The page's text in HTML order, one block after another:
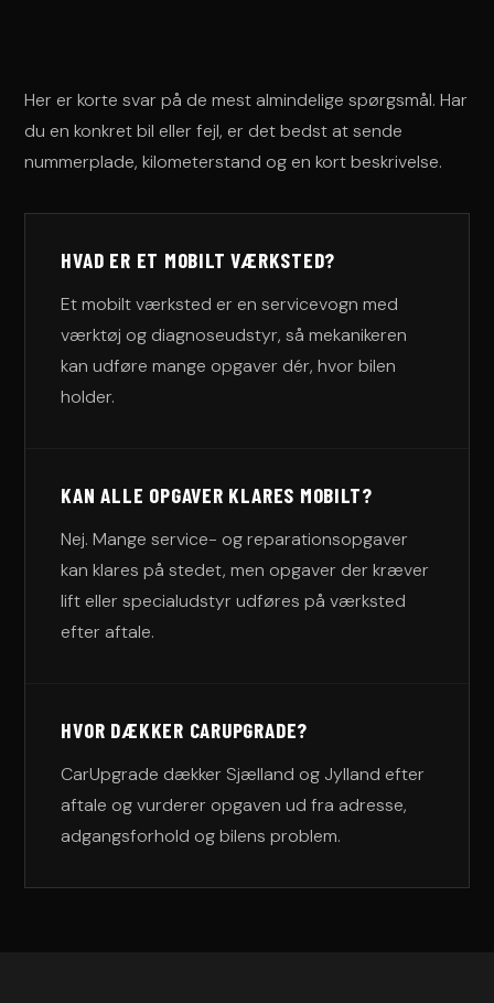
Her er korte svar på de mest almindelige spørgsmål. Har
du en konkret bil eller fejl, er det bedst at sende
nummerplade, kilometerstand og en kort beskrivelse.
HVAD ER ET MOBILT VÆRKSTED?
Et mobilt værksted er en servicevogn med
værktøj og diagnoseudstyr, så mekanikeren
kan udføre mange opgaver dér, hvor bilen
holder.
KAN ALLE OPGAVER KLARES MOBILT?
Nej. Mange service- og reparationsopgaver
kan klares på stedet, men opgaver der kræver
lift eller specialudstyr udføres på værksted
efter aftale.
HVOR DÆKKER CARUPGRADE?
CarUpgrade dækker Sjælland og Jylland efter
aftale og vurderer opgaven ud fra adresse,
adgangsforhold og bilens problem.